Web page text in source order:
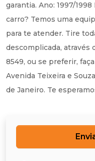
garantia. Ano: 1997/
carro? Temos uma
para te atender. Tire
descomplicada, através
8549, ou se preferir,
Avenida Teixeira e
de Janeiro. Te